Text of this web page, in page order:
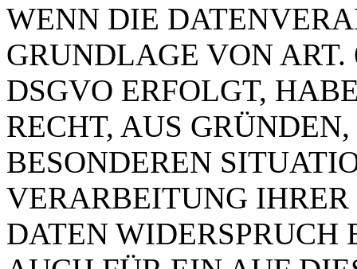
WENN DIE
GRUNDLAGE VON
DSGVO ERFOLGT,
RECHT, AUS
BESONDEREN
VERARBEITUNG IHRER
DATEN WIDERSPRUCH